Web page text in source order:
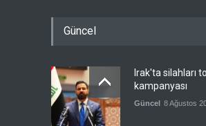
Güncel
Irak'ta silahları
kampanyası
Güncel 8 Ağustos